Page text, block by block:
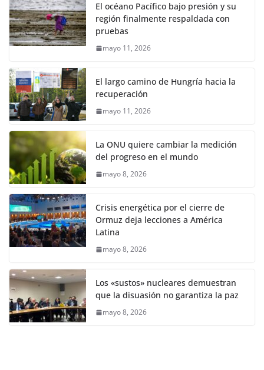
El océano Pacífico bajo presión y su
región finalmente respaldada con
pruebas
mayo 11, 2026
El largo camino de Hungría hacia la
recuperación
mayo 11, 2026
La ONU quiere cambiar la medición
del progreso en el mundo
mayo 8, 2026
Crisis energética por el cierre de
Ormuz deja lecciones a América
Latina
mayo 8, 2026
Los «sustos» nucleares demuestran
que la disuasión no garantiza la paz
mayo 8, 2026